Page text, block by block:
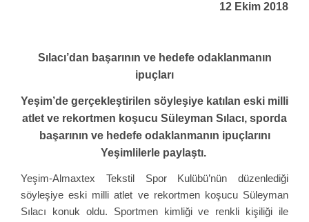
12 Ekim 2018
Sılacı’dan başarının ve hedefe odaklanmanın
ipuçları
Yeşim’de gerçekleştirilen söyleşiye katılan eski milli
atlet ve rekortmen koşucu Süleyman Sılacı, sporda
başarının ve hedefe odaklanmanın ipuçlarını
Yeşimlilerle paylaştı.
Yeşim-Almaxtex Tekstil Spor Kulübü’nün düzenlediği
söyleşiye eski milli atlet ve rekortmen koşucu Süleyman
Sılacı konuk oldu. Sportmen kimliği ve renkli kişiliği ile